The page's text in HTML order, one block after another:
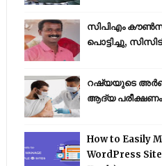
സിപിഎം
പൊട്ടിച്ചു,
റഷ്യയുടെ
ആദ്യ പരീക്ഷണം
How to Easily
WordPress